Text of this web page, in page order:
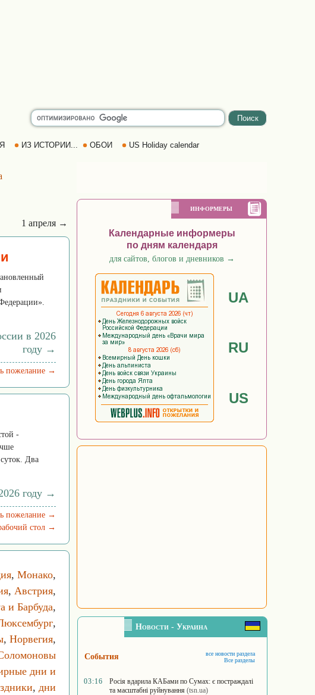
ИЗ ИСТОРИИ... ОБОИ US Holiday calendar
1 апреля →
в 2026
году →
пожелание →
-
Два
году →
пожелание →
стол →
, Монако,
, Австрия,
и Барбуда,
,
, Норвегия,
дни и
, дни
ИНФОРМЕРЫ
Календарные информеры
по дням календаря
для сайтов, блогов и дневников →
UA
RU
US
Новости - Украина
События
все новости раздела
Все разделы
03:16
Росія вдарила КАБами по Сумах: є постраждалі
та масштабні руйнування (tsn.ua)